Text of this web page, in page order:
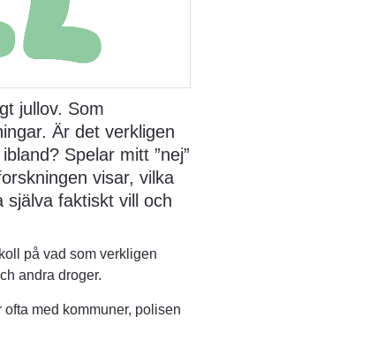
jullov. Som
Är det verkligen
Spelar mitt ”nej”
visar, vilka
faktiskt vill och
på vad som verkligen
andra droger.
med kommuner, polisen